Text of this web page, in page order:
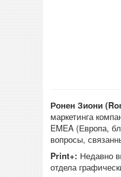
Ронен Зиони
маркетинга
EMEA (Европа,
вопросы,
Print+: Недавно
отдела